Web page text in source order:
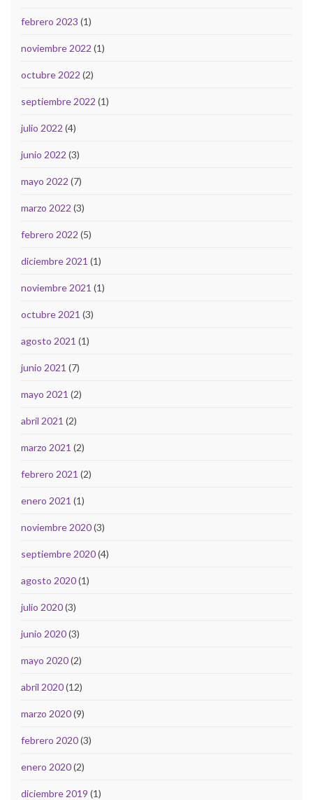
febrero 2023 (1)
noviembre 2022 (1)
octubre 2022 (2)
septiembre 2022 (1)
julio 2022 (4)
junio 2022 (3)
mayo 2022 (7)
marzo 2022 (3)
febrero 2022 (5)
diciembre 2021 (1)
noviembre 2021 (1)
octubre 2021 (3)
agosto 2021 (1)
junio 2021 (7)
mayo 2021 (2)
abril 2021 (2)
marzo 2021 (2)
febrero 2021 (2)
enero 2021 (1)
noviembre 2020(3)
septiembre 2020(4)
agosto 2020(1)
julio 2020(3)
junio 2020(3)
mayo 2020(2)
abril 2020(12)
marzo 2020(9)
febrero 2020(3)
enero 2020(2)
diciembre 2019 (1)